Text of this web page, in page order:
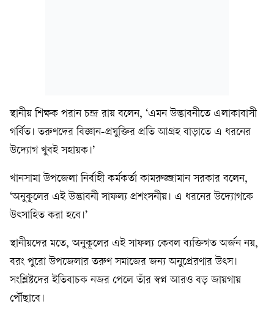
স্থানীয় শিক্ষক পরান চন্দ্র রায় বলেন, ‘এমন উদ্ভাবনীতে এলাকাবাসী
গর্বিত। তরুণদের বিজ্ঞান-প্রযুক্তির প্রতি আগ্রহ বাড়াতে এ ধরনের
উদ্যোগ খুবই সহায়ক।’
খানসামা উপজেলা নির্বাহী কর্মকর্তা কামরুজ্জামান সরকার বলেন,
‘অনুকূলের এই উদ্ভাবনী সাফল্য প্রশংসনীয়। এ ধরনের উদ্যোগকে
উৎসাহিত করা হবে।’
স্থানীয়দের মতে, অনুকূলের এই সাফল্য কেবল ব্যক্তিগত অর্জন নয়,
বরং পুরো উপজেলার তরুণ সমাজের জন্য অনুপ্রেরণার উৎস।
সংশ্লিষ্টদের ইতিবাচক নজর পেলে তাঁর স্বপ্ন আরও বড় জায়গায়
পৌঁছাবে।